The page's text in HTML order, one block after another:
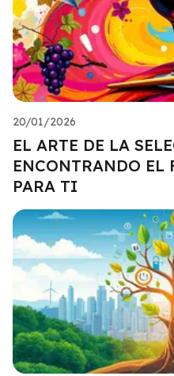
20/01/2026
EL ARTE DE LA
ENCONTRANDO EL
PARA TI